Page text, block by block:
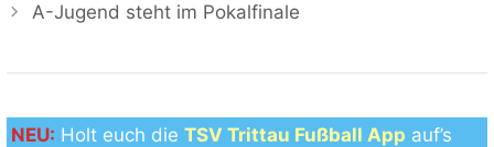
A-Jugend steht im Pokalfinale
NEU: Holt euch die TSV Trittau Fußball App auf’s